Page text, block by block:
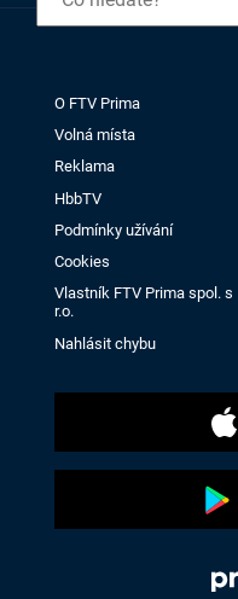
O FTV Prima
Volná místa
Reklama
HbbTV
Podmínky užívání
Cookies
Vlastník FTV Prima spol. s
r.o.
Nahlásit chybu